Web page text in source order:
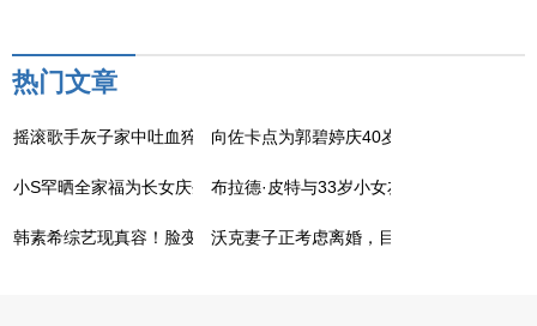
热门文章
摇滚歌手灰子家中吐血猝死，经常熬夜喝酒
向佐卡点为郭碧婷庆40岁生日
小S罕晒全家福为长女庆生 布拉德·皮特与33岁小女友恋情升温，同框
韩素希综艺现真容！脸变形纹路多有双下巴沃克妻子正考虑离婚，目前她已有六个月的